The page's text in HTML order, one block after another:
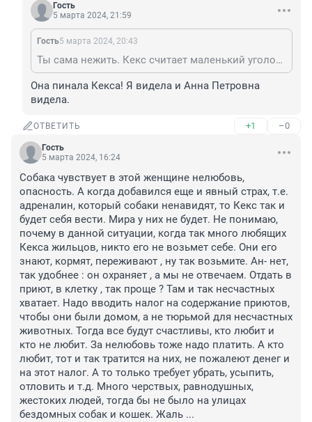
Гость
5 марта 2024, 21:59
Гость5 марта 2024, 20:43
Ты сама нежить. Кекс считает маленький уголок в подъезде своим домом. Он знает всех жильцов дома, они его любят и кормят. А квартирантка видимо сама что то кексу сделала, прикрикнула, толкнула, обозвала. укорила. Собаки все понимают. Не троньте Кекса!
Она пинала Кекса! Я видела и Анна Петровна
видела.
ОТВЕТИТЬ +1 –0
Гость
5 марта 2024, 16:24
Собака чувствует в этой женщине нелюбовь,
опасность. А когда добавился еще и явный страх, т.е.
адреналин, который собаки ненавидят, то Кекс так и
будет себя вести. Мира у них не будет. Не понимаю,
почему в данной ситуации, когда так много любящих
Кекса жильцов, никто его не возьмет себе. Они его
знают, кормят, переживают , ну так возьмите. Ан- нет,
так удобнее : он охраняет , а мы не отвечаем. Отдать в
приют, в клетку , так проще ? Там и так несчастных
хватает. Надо вводить налог на содержание приютов,
чтобы они были домом, а не тюрьмой для несчастных
животных. Тогда все будут счастливы, кто любит и
кто не любит. За нелюбовь тоже надо платить. А кто
любит, тот и так тратится на них, не пожалеют денег и
на этот налог. А то только требует убрать, усыпить,
отловить и т.д. Много черствых, равнодушных,
жестоких людей, тогда бы не было на улицах
бездомных собак и кошек. Жаль ...